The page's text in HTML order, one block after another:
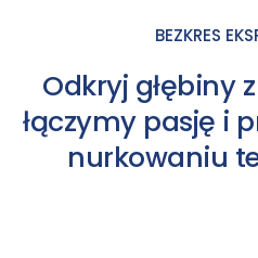
BEZKRES
Odkryj głębiny
łączymy pasję i
nurkowaniu